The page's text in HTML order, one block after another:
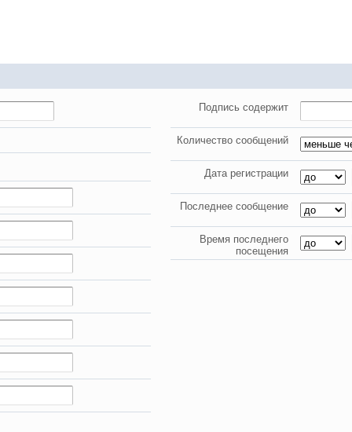
))))
мое первое окно в неизведанное! Давненько не виделись)
кто в курсе, или разъяснит! Не нашел нигде могу ли (и каким
bank
какой-нибудь комментарий! чатик живи...
есть?) желательно айтишники
кс) пиши туда гоу играть) я в рот топтал клубы эти) лучше на fastcupe
Подпись содержит
Количество сообщений
Дата регистрации
Последнее сообщение
Время последнего
посещения